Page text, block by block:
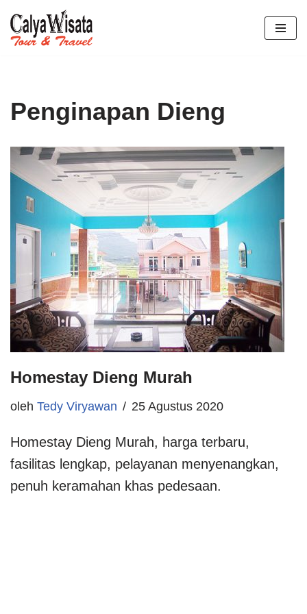
Lompat
Penginapan Dieng
Homestay Dieng Murah
oleh Tedy Viryawan 25 Agustus 2020
Homestay Dieng Murah, harga terbaru,
fasilitas lengkap, pelayanan menyenangkan,
penuh keramahan khas pedesaan.